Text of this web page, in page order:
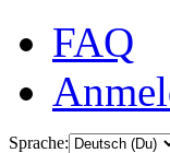
FAQ
Sprache: